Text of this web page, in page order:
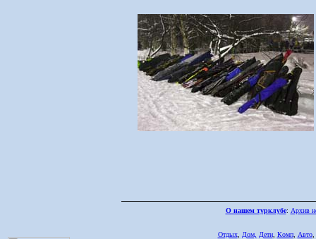
О нашем турклубе: Архив
Отдых, Дом, Дети, Комп, Авто,